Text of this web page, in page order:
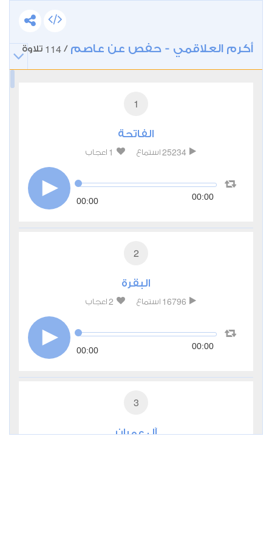
أكرم العلاقمي - حفص عن عاصم /
114 تلاوة
1
الفاتحة
25234 استماع 1 اعجاب
00:00 00:00
2
البقرة
16796 استماع 2 اعجاب
00:00 00:00
3
آل عمران